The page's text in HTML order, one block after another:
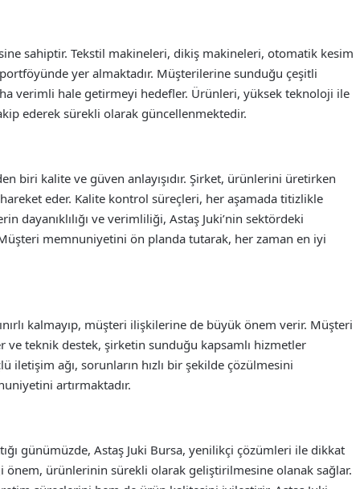
sahiptir. Tekstil makineleri, dikiş makineleri, otomatik kesim
yer almaktadır. Müşterilerine sunduğu çeşitli
verimli hale getirmeyi hedefler. Ürünleri, yüksek teknoloji ile
ederek sürekli olarak güncellenmektedir.
biri kalite ve güven anlayışıdır. Şirket, ürünlerini üretirken
eder. Kalite kontrol süreçleri, her aşamada titizlikle
dayanıklılığı ve verimliliği, Astaş Juki’nin sektördeki
memnuniyetini ön planda tutarak, her zaman en iyi
kalmayıp, müşteri ilişkilerine de büyük önem verir. Müşteri
ve teknik destek, şirketin sunduğu kapsamlı hizmetler
iletişim ağı, sorunların hızlı bir şekilde çözülmesini
artırmaktadır.
günümüzde, Astaş Juki Bursa, yenilikçi çözümleri ile dikkat
önem, ürünlerinin sürekli olarak geliştirilmesine olanak sağlar.